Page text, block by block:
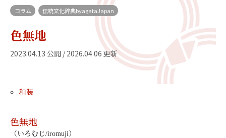
コラム 伝統文化辞典byagataJapan
色無地
2023.04.13 公開 / 2026.04.06 更新
和装
色無地
（いろむじ/iromuji）